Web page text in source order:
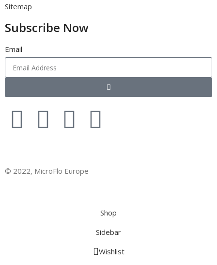
Sitemap
Subscribe Now
Email
© 2022, MicroFlo Europe
Shop
Sidebar
Wishlist